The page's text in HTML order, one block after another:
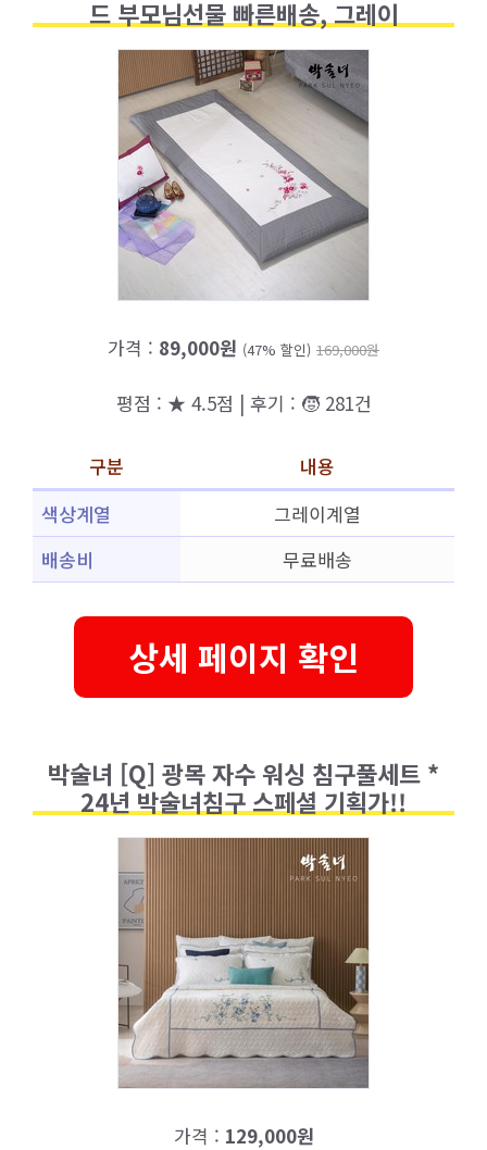
드 부모님선물 빠른배송, 그레이
가격 : 89,000원 (47% 할인) 169,000원
평점 : ★ 4.5점 | 후기 : 🧒 281건
구분
내용
색상계열
그레이계열
배송비
무료배송
상세 페이지 확인
박술녀 [Q] 광목 자수 워싱 침구풀세트 *
24년 박술녀침구 스페셜 기획가!!
가격 : 129,000원